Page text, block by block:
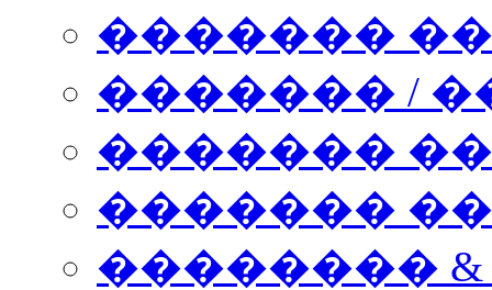
�������
������� /
�������
������� ���
��������